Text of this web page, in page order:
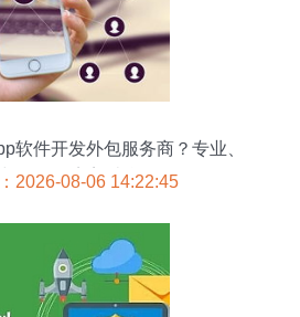
软件开发外包服务商？专业、
可靠的完美结合
2026-08-06 14:22:45